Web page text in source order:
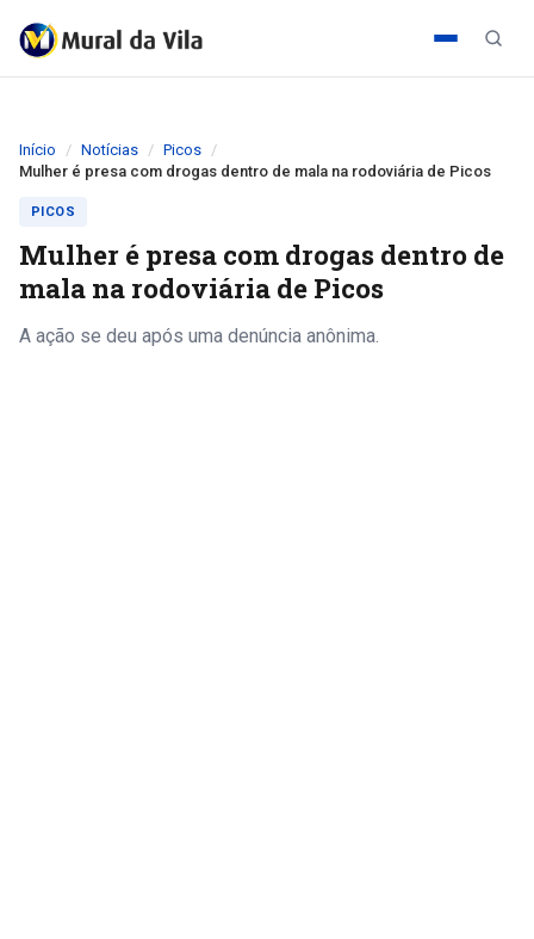
Início Notícias
Picos
Mulher é presa com drogas dentro de mala na rodoviária de Picos
PICOS
Mulher é presa com drogas dentro de
mala na rodoviária de Picos
A ação se deu após uma denúncia anônima.